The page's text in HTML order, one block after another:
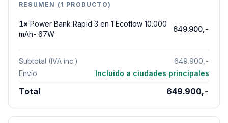
RESUMEN ( 1 PRODUCTO)
1× Power Bank Rapid 3 en 1 Ecoflow 10.000
mAh- 67W
649.900,-
Subtotal (IVA inc.)
649.900,-
Envío
Incluido a ciudades principales
Total 649.900,-